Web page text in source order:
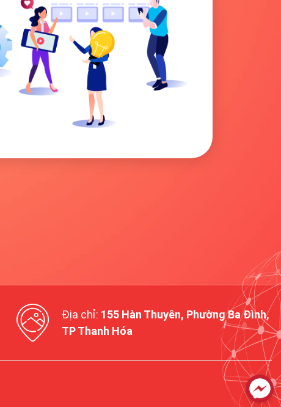
Địa chỉ: 155 Hàn Thuyên, Phường Ba Đình,
TP Thanh Hóa